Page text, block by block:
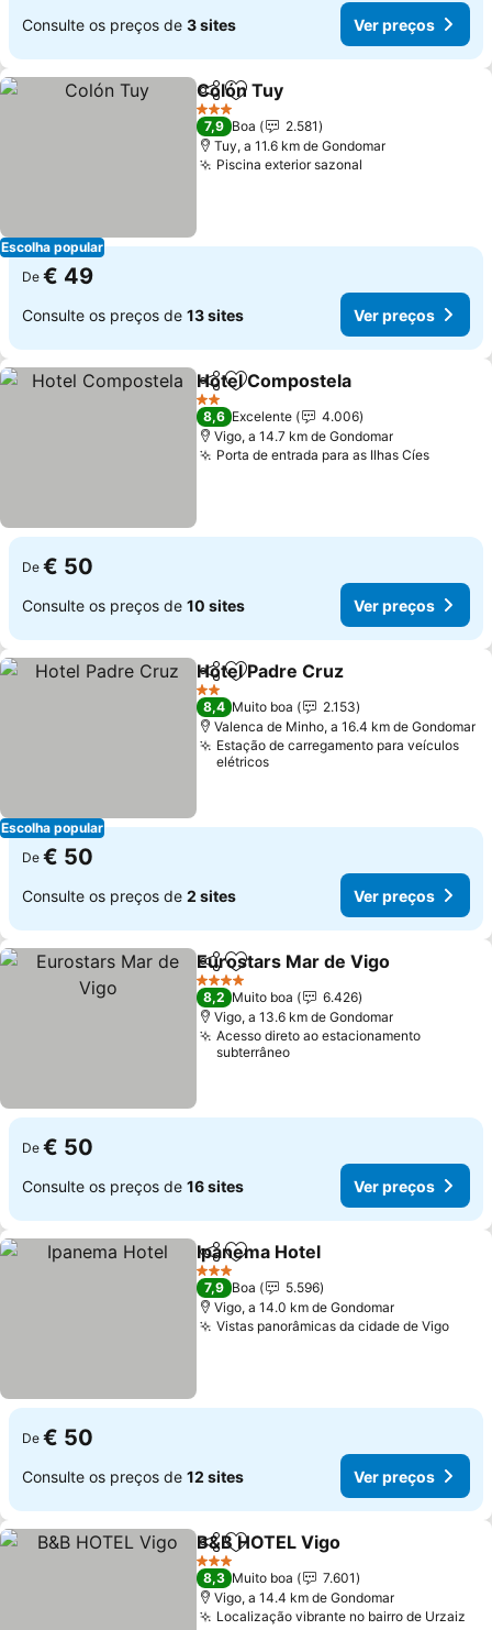
Consulte os preços de 3 sites Ver preços
Escolha popular
PartilharAdicionar aos favoritos
Colón Tuy
3 Estrelas
7,9 Boa
2.581
Tuy, a 11.6 km de Gondomar
Piscina exterior sazonal
De € 49
Consulte os preços de 13 sites Ver preços
PartilharAdicionar aos favoritos
Hotel Compostela
2 Estrelas
8,6 Excelente
4.006
Vigo, a 14.7 km de Gondomar
Porta de entrada para as Ilhas CíesVer
De € 50
Consulte os preços de 10 sites Ver preços
Escolha popular
PartilharAdicionar aos favoritos
Hotel Padre Cruz
2 Estrelas
8,4 Muito boa
2.153
Valenca de Minho, a 16.4 km de Gondomar
Estação de carregamento para veículos
elétricos
De € 50
Consulte os preços de 2 sites Ver preços
PartilharAdicionar aos favoritos
Eurostars Mar de Vigo
4 Estrelas
8,2 Muito boa
6.426
Vigo, a 13.6 km de Gondomar
Acesso direto ao estacionamento
subterrâneo
De € 50
Consulte os preços de 16 sites Ver preços
PartilharAdicionar aos favoritos
Ipanema Hotel
3 Estrelas
7,9 Boa
5.596
Vigo, a 14.0 km de Gondomar
Vistas panorâmicas da cidade de VigoVer
De € 50
Consulte os preços de 12 sites Ver preços
PartilharAdicionar aos favoritos
B&B HOTEL Vigo
3 Estrelas
8,3 Muito boa
7.601
Vigo, a 14.4 km de Gondomar
Localização vibrante no bairro de Urzaiz